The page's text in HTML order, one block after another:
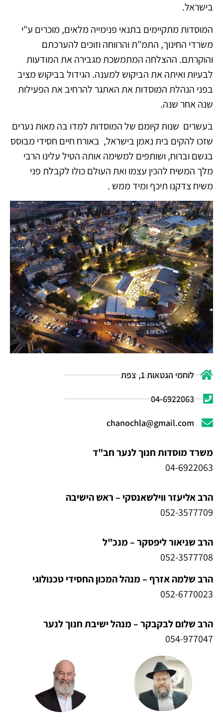
בישראל.
המוסדות מתקיימים בתנאי פנימייה מלאים, מוכרים ע"י
משרדי החינוך, התמ"ת והרווחה וזוכים להערכתם
והוקרתם. ההצלחה המתמשכת מגבירה את המודעות
לבעיות ואיתה את הביקוש למענה. הגידול בביקוש מציב
בפני הנהלת המוסדות את האתגר להרחיב את הפעילות
שנה אחר שנה.
בעשרים שנות קיומם של המוסדות למדו בה מאות נערים
שזכו להקים בית נאמן בישראל, באורח חיים חסידי מבוסס
בגשם וברוח, ושותפים למשימה אותה הטיל עלינו הרבי
מלך המשיח להכין עצמו ואת העולם כולו לקבלת פני
משיח צדקנו תיכף ומיד ממש .
לוחמי הגטאות 1, צפת
04-6922063
chanochla@gmail.com
משרד מוסדות חנוך לנער חב"ד
04-6922063
הרב אליעזר ווילשאנסקי – ראש הישיבה
052-3577709
הרב שניאור ליפסקר – מנכ"ל
052-3577708
הרב שלמה אזרף – מנהל המכון החסידי טכנולוגי
052-6770023
הרב שלום לבקבקר – מנהל ישיבת חנוך לנער
054-977047